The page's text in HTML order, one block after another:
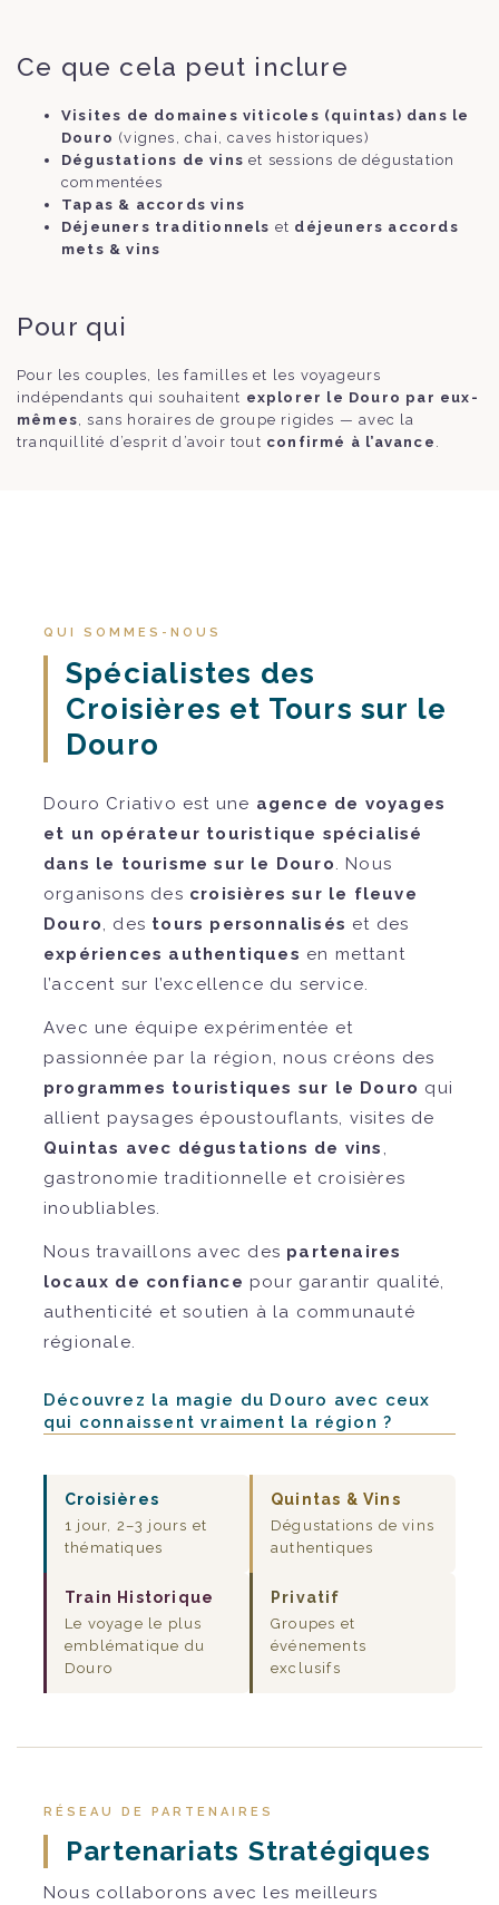
Ce que cela peut inclure
Visites de domaines viticoles (quintas) dans le
Douro (vignes, chai, caves historiques)
Dégustations de vins et sessions de dégustation
commentées
Tapas & accords vins
Déjeuners traditionnels et déjeuners accords
mets & vins
Pour qui
Pour les couples, les familles et les voyageurs
indépendants qui souhaitent explorer le Douro par eux-
mêmes, sans horaires de groupe rigides — avec la
tranquillité d’esprit d’avoir tout confirmé à l’avance .
QUI SOMMES-NOUS
Spécialistes des
Croisières et Tours sur le
Douro
Douro Criativo est une agence de voyages
et un opérateur touristique spécialisé
dans le tourisme sur le Douro. Nous
organisons des croisières sur le fleuve
Douro, des tours personnalisés et des
expériences authentiques en mettant
l’accent sur l’excellence du service.
Avec une équipe expérimentée et
passionnée par la région, nous créons des
programmes touristiques sur le Douro qui
allient paysages époustouflants, visites de
Quintas avec dégustations de vins ,
gastronomie traditionnelle et croisières
inoubliables.
Nous travaillons avec des partenaires
locaux de confiance pour garantir qualité,
authenticité et soutien à la communauté
régionale.
Découvrez la magie du Douro avec ceux
qui connaissent vraiment la région ?
Croisières
1 jour, 2–3 jours et
thématiques
Quintas & Vins
Dégustations de vins
authentiques
Train Historique
Le voyage le plus
emblématique du
Douro
Privatif
Groupes et
événements
exclusifs
RÉSEAU DE PARTENAIRES
Partenariats Stratégiques
Nous collaborons avec les meilleurs